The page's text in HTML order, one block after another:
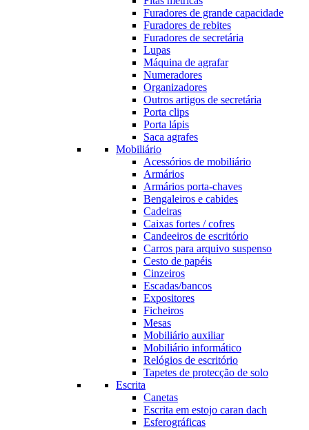
Furadores de grande capacidade
Furadores de rebites
Furadores de secretária
Lupas
Máquina de agrafar
Numeradores
Organizadores
Outros artigos de secretária
Porta clips
Porta lápis
Saca agrafes
Mobiliário
Acessórios de mobiliário
Armários
Armários porta-chaves
Bengaleiros e cabides
Cadeiras
Caixas fortes / cofres
Candeeiros de escritório
Carros para arquivo suspenso
Cesto de papéis
Cinzeiros
Escadas/bancos
Expositores
Ficheiros
Mesas
Mobiliário auxiliar
Mobiliário informático
Relógios de escritório
Tapetes de protecção de solo
Escrita
Canetas
Escrita em estojo caran dach
Esferográficas